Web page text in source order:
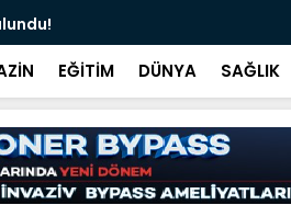
EĞİTİM DÜNYA SAĞLIK